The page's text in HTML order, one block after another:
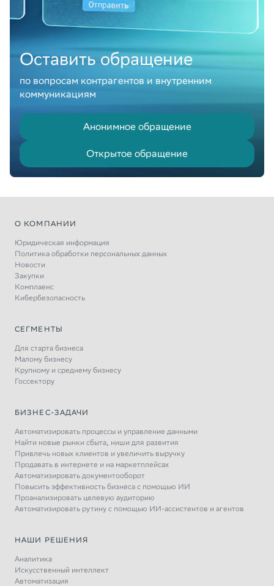
Оставить обращение
по вопросам контрагентов и внутренним
коммуникациям
Анонимное обращение
Открытое обращение
О КОМПАНИИ
Юридическая информация
Политика обработки персональных данных
Новости
Закупки
Комплаенс
Кибербезопасность
СЕГМЕНТЫ
Для старта бизнеса
Малому бизнесу
Крупному и среднему бизнесу
Госсектору
БИЗНЕС-ЗАДАЧИ
Автоматизировать процессы и управление данными
Найти новые рынки сбыта, ниши для развития
Привлечь новых клиентов и увеличить выручку
Продавать в интернете и на маркетплейсах
Автоматизировать документооборот
Повысить эффективность бизнеса с помощью ИИ
Проанализировать целевую аудиторию
Автоматизировать рутину с помощью ИИ-ассистентов и агентов
НАШИ РЕШЕНИЯ
Аналитика
Искусственный интеллект
Автоматизация